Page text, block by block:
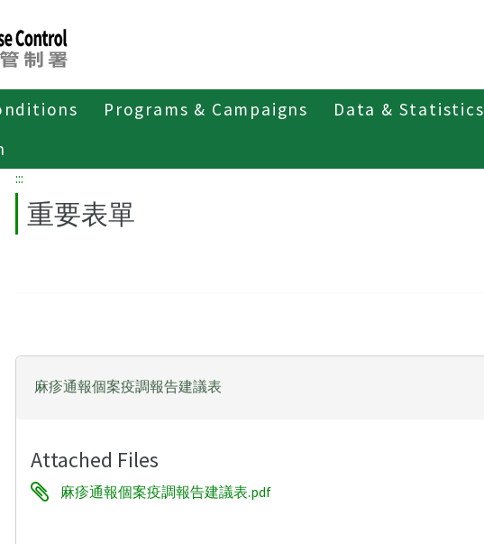
Programs & Campaigns
Data & Statistics
:::
重要表單
麻疹通報個案疫調報告建議表
Attached Files
麻疹通報個案疫調報告建議表.pdf